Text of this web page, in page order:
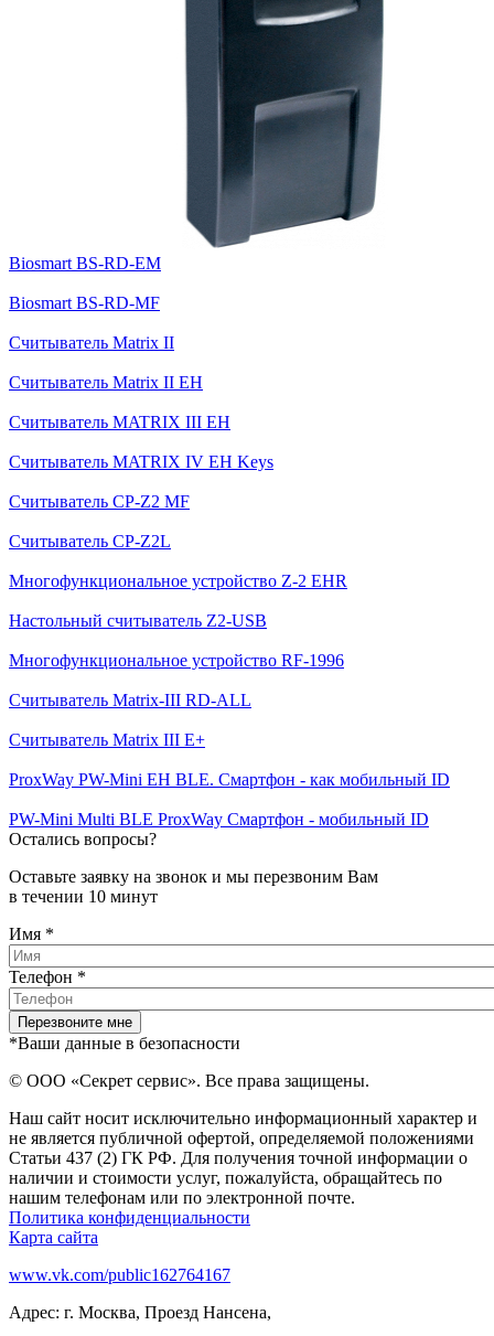
Biosmart BS-RD-EM
Biosmart BS-RD-MF
Cчитыватель Matrix II
Считыватель Matrix II EH
Считыватель MATRIX III EH
Считыватель MATRIX IV EH Keys
Cчитыватель CP-Z2 MF
Считыватель СP-Z2L
Многофункциональное устройство Z-2 EHR
Настольный считыватель Z2-USB
Многофункциональное устройство RF-1996
Считыватель Matrix-III RD-ALL
Считыватель Matrix III E+
ProxWay PW-Mini EH BLE. Смартфон - как мобильный ID
PW-Mini Multi BLE ProxWay Смартфон - мобильный ID
Остались вопросы?
Оставьте заявку на звонок и мы перезвоним Вам
в течении 10 минут
Имя *
Телефон *
*Ваши данные в безопасности
© ООО «Секрет сервис». Все права защищены.
Наш сайт носит исключительно информационный характер и
не является публичной офертой, определяемой положениями
Статьи 437 (2) ГК РФ. Для получения точной информации о
наличии и стоимости услуг, пожалуйста, обращайтесь по
нашим телефонам или по электронной почте.
Политика конфиденциальности
Карта сайта
www.vk.com/public162764167
Адрес: г. Москва, Проезд Нансена,